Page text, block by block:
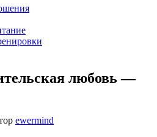
любовь —
ewermind